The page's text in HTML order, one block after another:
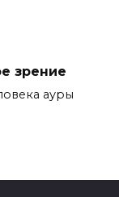
зрение
ауры